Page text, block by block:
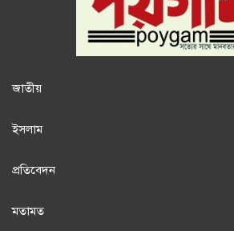
জাতীয়
ইসলাম
প্রতিবেদন
মতামত